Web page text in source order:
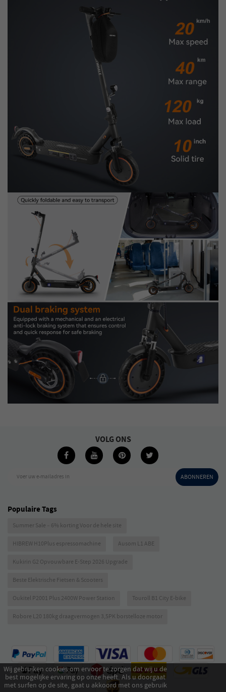
Voer uw e-mailadres in ABONNEREN
VOLG ONS
Wij gebruiken cookies om ervoor te zorgen dat wij u de
best mogelijke ervaring op onze heeft. Als u doorgaat
met surfen op de site, gaat u akkoord met ons gebruik
Populaire Tags
Summer Sale – 6% korting Voor de hele site
HIBREW H10Plus espressomachine Ausom L1 ABE
Kukirin G2 Opvouwbare E-Step 2026 Upgrade
Beste Elektrische Fietsen & Scooters
Oukitel P2001 Plus 2400W Power Station Touroll B1 City E-bike
Robore L20 180kg draagvermogen 3,5PK borstelloze motor